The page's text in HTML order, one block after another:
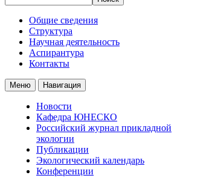
Общие сведения
Структура
Научная деятельность
Аспирантура
Контакты
Меню Навигация
Новости
Кафедра ЮНЕСКО
Российский журнал прикладной
экологии
Публикации
Экологический календарь
Конференции